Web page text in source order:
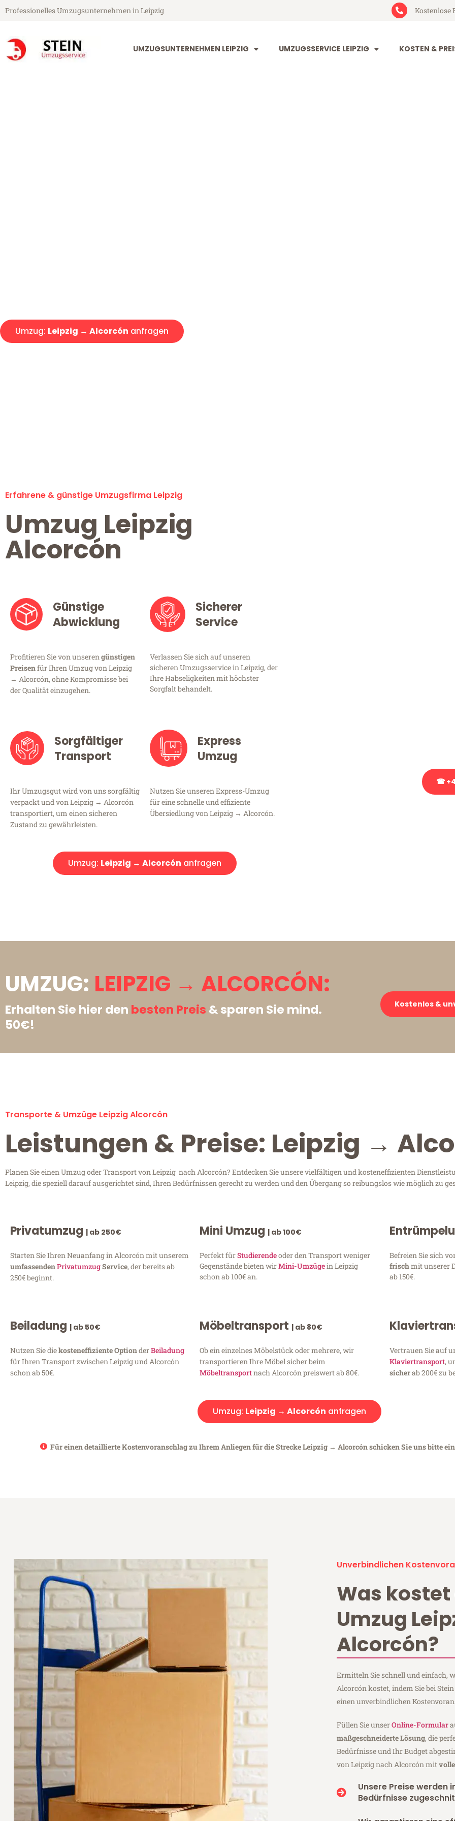
Professionelles Umzugsunternehmen in Leipzig Kostenlose
UMZUGSUNTERNEHMEN LEIPZIG UMZUGSSERVICE LEIPZIG KOSTEN &
Umzug: Leipzig → Alcorcón anfragen
Erfahrene & günstige Umzugsfirma Leipzig
Umzug Leipzig
Alcorcón
Günstige
Abwicklung
Profitieren Sie von unserengünstigen
Preisenfür Ihren Umzug von Leipzig
→ Alcorcón, ohne Kompromisse bei
der Qualität einzugehen.
Sicherer
Service
Verlassen Sie sich auf unseren
sicheren Umzugsservice in Leipzig, der
Ihre Habseligkeiten mit höchster
Sorgfalt behandelt.
Sorgfältiger
Transport
Ihr Umzugsgut wird von uns sorgfältig
verpackt und von Leipzig → Alcorcón
transportiert, um einen sicheren
Zustand zu gewährleisten.
Express
Umzug
Nutzen Sie unseren Express-Umzug
für eine schnelle und effiziente
Übersiedlung von Leipzig → Alcorcón.
Umzug: Leipzig → Alcorcón anfragen
☎
UMZUG: LEIPZIG → ALCORCÓN:
Erhalten Sie hier den besten Preis & sparen Sie mind.
50€!
Kostenlos &
Transporte & Umzüge Leipzig Alcorcón
Leistungen & Preise: Leipzig →
Planen Sie einen Umzug oder Transport von Leipzig nach Alcorcón? Entdecken Sie unsere vielfältigen und kosteneffizienten
Leipzig, die speziell darauf ausgerichtet sind, Ihren Bedürfnissen gerecht zu werden und den Übergang so reibungslos wie möglich zu
Privatumzug | ab 250€
Starten Sie Ihren Neuanfang in Alcorcón mit unserem
umfassendenPrivatumzugService, der bereits ab
250€ beginnt.
Mini Umzug | ab 100€
Perfekt fürStudierendeoder den Transport weniger
Gegenstände bieten wirMini-Umzügein Leipzig
schon ab 100€ an.
Befreien Sie sich
frischmit unserer
ab 150€.
Beiladung | ab 50€
Nutzen Sie diekosteneffiziente OptionderBeiladung
für Ihren Transport zwischen Leipzig und Alcorcón
schon ab 50€.
Möbeltransport | ab 80€
Ob ein einzelnes Möbelstück oder mehrere, wir
transportieren Ihre Möbel sicher beim
Möbeltransportnach Alcorcón preiswert ab 80€.
Vertrauen Sie auf
Klaviertransport,
sicherab 200€ zu
Umzug: Leipzig → Alcorcón anfragen
Für einen detaillierte Kostenvoranschlag zu Ihrem Anliegen für die Strecke Leipzig → Alcorcón schicken Sie uns bitte
Unverbindlichen
Was kostet
Umzug
Alcorcón?
Ermitteln Sie schnell und einfach,
Alcorcón kostet, indem Sie bei
einen unverbindlichen
Füllen Sie unserOnline-Formular
maßgeschneiderte Lösung, die
Bedürfnisse und Ihr Budget
von Leipzig nach Alcorcón mit
Unsere Preise werden
Bedürfnisse